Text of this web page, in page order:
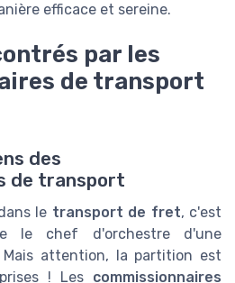
efficace et sereine.
par les
de transport
des
de transport
le transport de fret, c'est
le chef d'orchestre d'une
Mais attention, la partition est
! Les commissionnaires